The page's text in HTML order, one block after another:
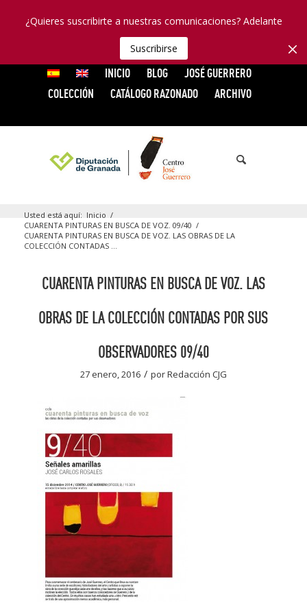
¿Quieres suscribirte a nuestras comunicaciones? Adelante
Suscribirse
INICIO BLOG
JOSÉ GUERRERO
COLECCIÓN
CATÁLOGO RAZONADO ARCHIVO
Usted está aquí: Inicio /
CUARENTA PINTURAS EN BUSCA DE VOZ. 09/40 /
CUARENTA PINTURAS EN BUSCA DE VOZ. LAS OBRAS DE LA
COLECCIÓN CONTADAS ...
CUARENTA PINTURAS EN BUSCA DE VOZ. LAS
OBRAS DE LA COLECCIÓN CONTADAS POR SUS
OBSERVADORES 09/40
27 enero, 2016 / porRedacción CJG